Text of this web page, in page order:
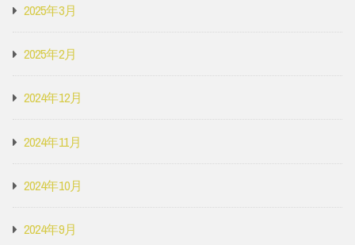
2025年3月
2025年2月
2024年12月
2024年11月
2024年10月
2024年9月